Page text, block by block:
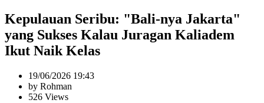
Kepulauan Seribu: "Bali-nya Jakarta"
yang Sukses Kalau Juragan Kaliadem
Ikut Naik Kelas
19/06/2026 19:43
by Rohman
526 Views